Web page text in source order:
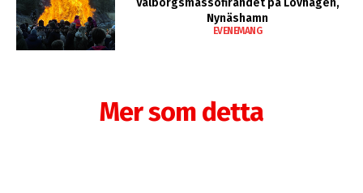
Nynäshamn
EVENEMANG
Mer som detta